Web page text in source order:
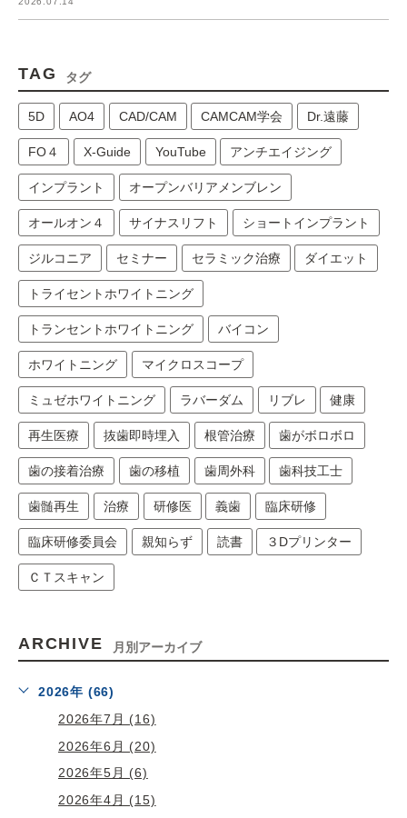
TAG タグ
5D AO4 CAD/CAM CAMCAM学会 Dr.遠藤
FO４ X-Guide YouTube アンチエイジング
インプラント オープンバリアメンブレン
オールオン４ サイナスリフト ショートインプラント
ジルコニア セミナー セラミック治療 ダイエット
トライセントホワイトニング
トランセントホワイトニング バイコン
ホワイトニング マイクロスコープ
ミュゼホワイトニング ラバーダム リブレ 健康
再生医療 抜歯即時埋入 根管治療 歯がボロボロ
歯の接着治療 歯の移植 歯周外科 歯科技工士
歯髄再生 治療 研修医 義歯 臨床研修
臨床研修委員会 親知らず 読書 ３Dプリンター
ＣＴスキャン
ARCHIVE 月別アーカイブ
2026年 (66)
2026年7月 (16)
2026年6月 (20)
2026年5月 (6)
2026年4月 (15)